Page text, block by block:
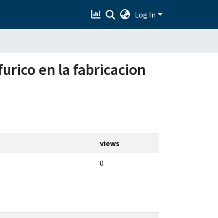
Log In
en la fabricacion
views
0